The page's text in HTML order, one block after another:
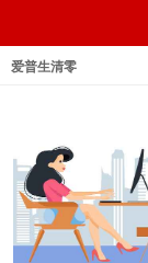
爱普生清零